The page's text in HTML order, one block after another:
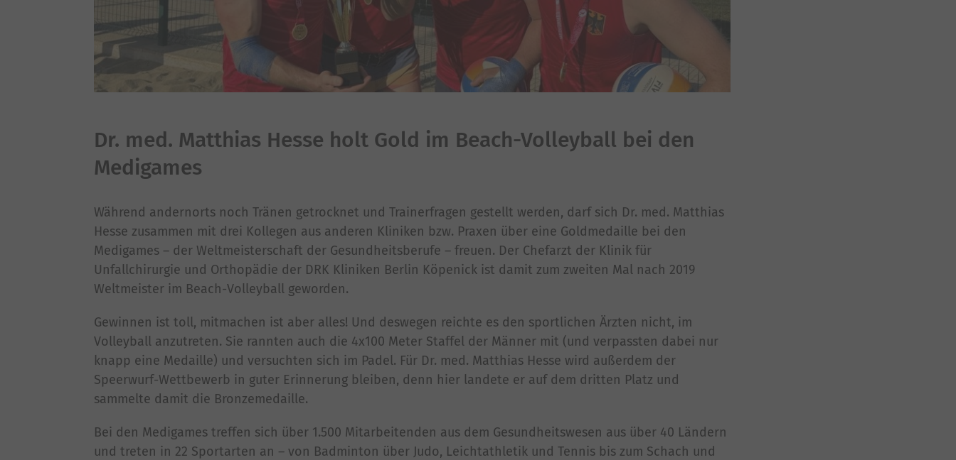
Dr. med. Matthias Hesse holt Gold im Beach-Volleyball bei den
Medigames
Während andernorts noch Tränen getrocknet und Trainerfragen gestellt werden, darf sich Dr. med. Matthias
Hesse zusammen mit drei Kollegen aus anderen Kliniken bzw. Praxen über eine Goldmedaille bei den
Medigames – der Weltmeisterschaft der Gesundheitsberufe – freuen. Der Chefarzt der Klinik für
Unfallchirurgie und Orthopädie der DRK Kliniken Berlin Köpenick ist damit zum zweiten Mal nach 2019
Weltmeister im Beach-Volleyball geworden.
Gewinnen ist toll, mitmachen ist aber alles! Und deswegen reichte es den sportlichen Ärzten nicht, im
Volleyball anzutreten. Sie rannten auch die 4x100 Meter Staffel der Männer mit (und verpassten dabei nur
knapp eine Medaille) und versuchten sich im Padel. Für Dr. med. Matthias Hesse wird außerdem der
Speerwurf-Wettbewerb in guter Erinnerung bleiben, denn hier landete er auf dem dritten Platz und
sammelte damit die Bronzemedaille.
Bei den Medigames treffen sich über 1.500 Mitarbeitenden aus dem Gesundheitswesen aus über 40 Ländern
und treten in 22 Sportarten an – von Badminton über Judo, Leichtathletik und Tennis bis zum Schach und